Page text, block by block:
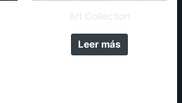
Art Collection
Leer más